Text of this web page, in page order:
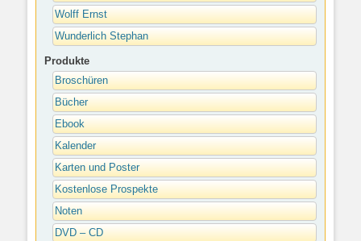
Wolff Ernst
Wunderlich Stephan
Produkte
Broschüren
Bücher
Ebook
Kalender
Karten und Poster
Kostenlose Prospekte
Noten
DVD – CD